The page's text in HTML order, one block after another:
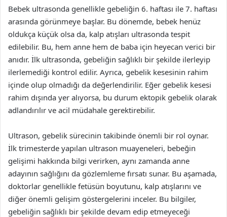
Bebek ultrasonda genellikle gebeliğin 6. haftası ile 7. haftası
arasında görünmeye başlar. Bu dönemde, bebek henüz
oldukça küçük olsa da, kalp atışları ultrasonda tespit
edilebilir. Bu, hem anne hem de baba için heyecan verici bir
anıdır. İlk ultrasonda, gebeliğin sağlıklı bir şekilde ilerleyip
ilerlemediği kontrol edilir. Ayrıca, gebelik kesesinin rahim
içinde olup olmadığı da değerlendirilir. Eğer gebelik kesesi
rahim dışında yer alıyorsa, bu durum ektopik gebelik olarak
adlandırılır ve acil müdahale gerektirebilir.
Ultrason, gebelik sürecinin takibinde önemli bir rol oynar.
İlk trimesterde yapılan ultrason muayeneleri, bebeğin
gelişimi hakkında bilgi verirken, aynı zamanda anne
adayının sağlığını da gözlemleme fırsatı sunar. Bu aşamada,
doktorlar genellikle fetüsün boyutunu, kalp atışlarını ve
diğer önemli gelişim göstergelerini inceler. Bu bilgiler,
gebeliğin sağlıklı bir şekilde devam edip etmeyeceği